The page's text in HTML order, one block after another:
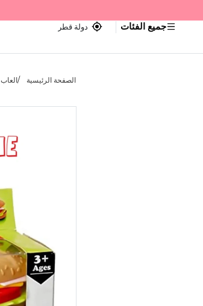
جميع الفئات دولة قطر
الصفحة الرئيسية العاب